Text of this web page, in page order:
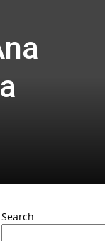
Search